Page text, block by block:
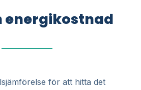
energikostnad
för att hitta det